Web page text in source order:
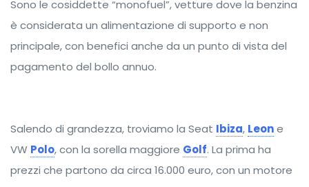
Sono le cosiddette “monofuel”, vetture dove la benzina
è considerata un alimentazione di supporto e non
principale, con benefici anche da un punto di vista del
pagamento del bollo annuo.
Salendo di grandezza, troviamo la Seat Ibiza, Leone
VW Polo, con la sorella maggiore Golf. La prima ha
prezzi che partono da circa 16.000 euro, con un motore